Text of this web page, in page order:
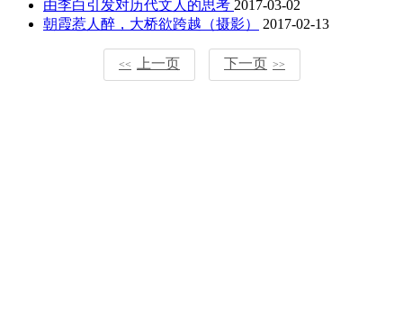
由李白引发对历代文人的思考 2017-03-02
朝霞惹人醉，大桥欲跨越（摄影）
2017-02-13
<< 上一页 下一页 >>